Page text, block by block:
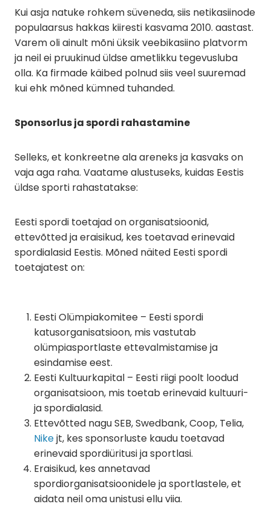
Kui asja natuke rohkem süveneda, siis netikasiinode
populaarsus hakkas kiiresti kasvama 2010. aastast.
Varem oli ainult mõni üksik veebikasiino platvorm
ja neil ei pruukinud üldse ametlikku tegevusluba
olla. Ka firmade käibed polnud siis veel suuremad
kui ehk mõned kümned tuhanded.
Sponsorlus ja spordi rahastamine
Selleks, et konkreetne ala areneks ja kasvaks on
vaja aga raha. Vaatame alustuseks, kuidas Eestis
üldse sporti rahastatakse:
Eesti spordi toetajad on organisatsioonid,
ettevõtted ja eraisikud, kes toetavad erinevaid
spordialasid Eestis. Mõned näited Eesti spordi
toetajatest on:
Eesti Olümpiakomitee – Eesti spordi
katusorganisatsioon, mis vastutab
olümpiasportlaste ettevalmistamise ja
esindamise eest.
Eesti Kultuurkapital – Eesti riigi poolt loodud
organisatsioon, mis toetab erinevaid kultuuri-
ja spordialasid.
Ettevõtted nagu SEB, Swedbank, Coop, Telia,
Nikejt, kes sponsorluste kaudu toetavad
erinevaid spordiüritusi ja sportlasi.
Eraisikud, kes annetavad
spordiorganisatsioonidele ja sportlastele, et
aidata neil oma unistusi ellu viia.